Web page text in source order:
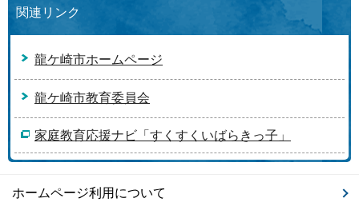
関連リンク
龍ケ崎市ホームページ
龍ケ崎市教育委員会
家庭教育応援ナビ「すくすくいばらきっ子」
ホームページ利用について